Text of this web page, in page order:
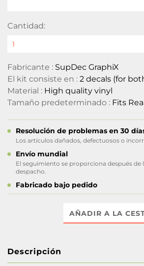
Cantidad:
Fabricante : SupDec GraphiX
El kit consiste en : 2 decals (for
Material : High quality vinyl
Tamaño predeterminado : Fits
Resolución de problemas en 30
Los artículos dañados, defectuosos o
Envío mundial
El seguimiento se proporciona después de
despacho.
Fabricado bajo pedido
AÑADIR A LA
Descripción